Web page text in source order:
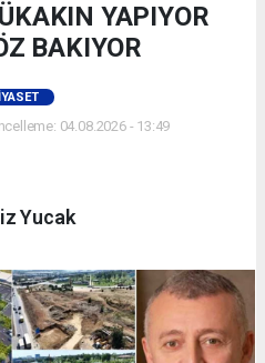
YAPIYOR
BAKIYOR
04.08.2026 - 13:49
Yucak